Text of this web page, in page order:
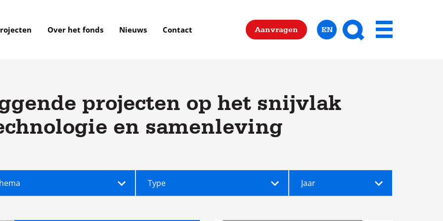
Over het fonds Nieuws Contact Aanvragen EN
Zoeken
Menu
projecten op het snijvlak
en samenleving